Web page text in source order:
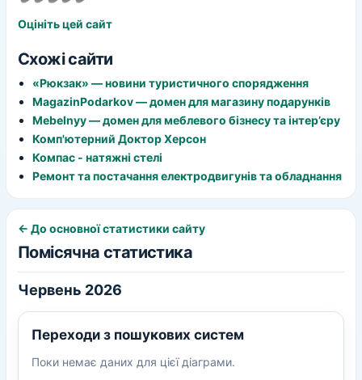
Оцініть цей сайт
Схожі сайти
«Рюкзак» — новини туристичного спорядження
MagazinPodarkov — домен для магазину подарунків
Mebelnyy — домен для меблевого бізнесу та інтер’єру
Комп'ютерний Доктор Херсон
Компас - натяжні стелі
Ремонт та постачання електродвигунів та обладнання
← До основної статистики сайту
Помісячна статистика
Червень 2026
Переходи з пошукових систем
Поки немає даних для цієї діаграми.